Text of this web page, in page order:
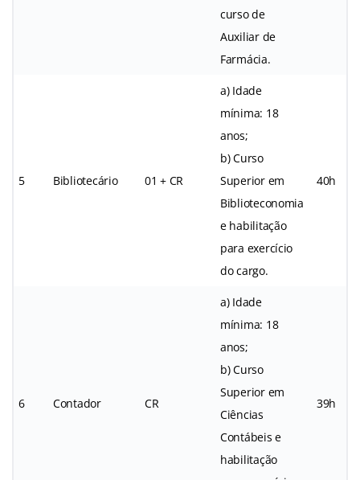
curso de
Auxiliar de
Farmácia.
5 Bibliotecário 01 + CR
a) Idade
mínima: 18
anos;
b) Curso
Superior em
Biblioteconomia
e habilitação
para exercício
do cargo.
40h
6 Contador CR
a) Idade
mínima: 18
anos;
b) Curso
Superior em
Ciências
Contábeis e
habilitação
39h